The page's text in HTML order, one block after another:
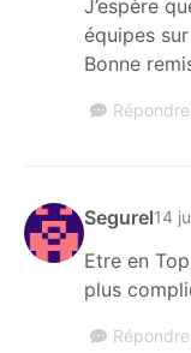
J’espère
équipes
Bonne
Répondre
Segurel14
Etre en
plus
Répondre